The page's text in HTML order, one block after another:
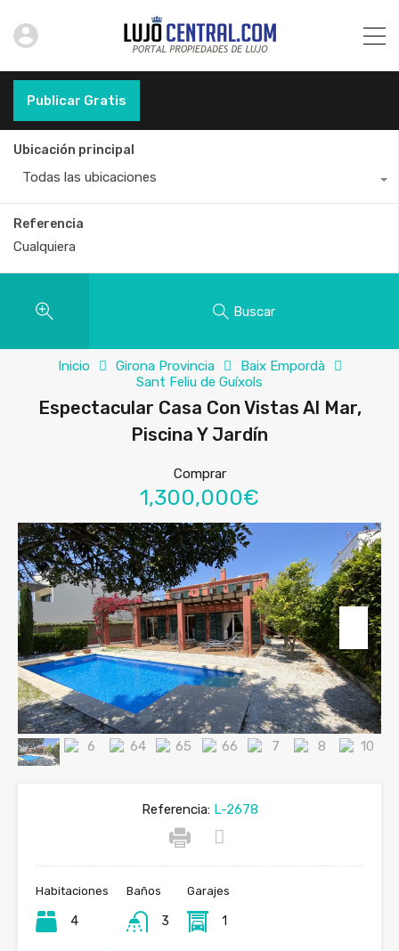
Publicar Gratis
Ubicación principal
Todas las ubicaciones
Referencia
Buscar
Inicio Girona Provincia
Baix Empordà
Sant Feliu de Guíxols
Espectacular Casa Con Vistas Al Mar,
Piscina Y Jardín
Comprar
1,300,000€
Referencia:L-2678
Habitaciones
4
Baños
3
Garajes
1